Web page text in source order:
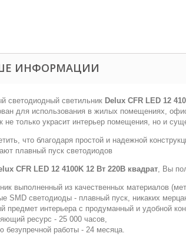
ИНФОРМАЦИИ
светодиодный светильник Delux CFR LED 12
для использования в жилых помещениях,
не только украсит интерьер помещения, но и
что благодаря простой и надежной
плавный пуск светодиодов
CFR LED 12 4100K 12 Вт 220В квадрат, Вы
выполненный из качественных материалов
SMD светодиоды - плавный пуск, никаких
предмет интерьера с продуманный и удобной
ресурс - 25 000 часов,
безупречной работы - 24 месяца.